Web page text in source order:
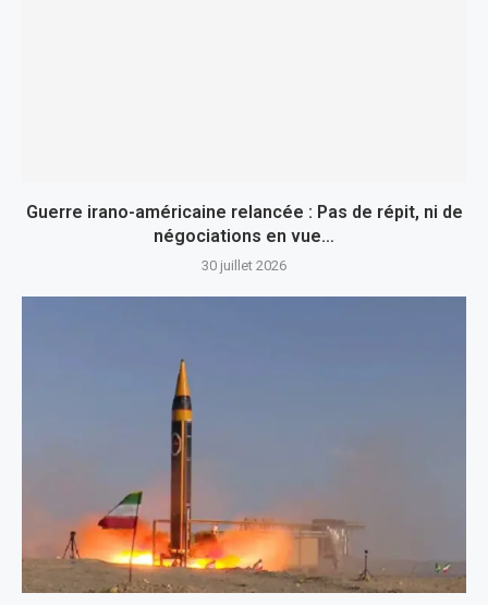
Guerre irano-américaine relancée : Pas de répit, ni de
négociations en vue…
30 juillet 2026